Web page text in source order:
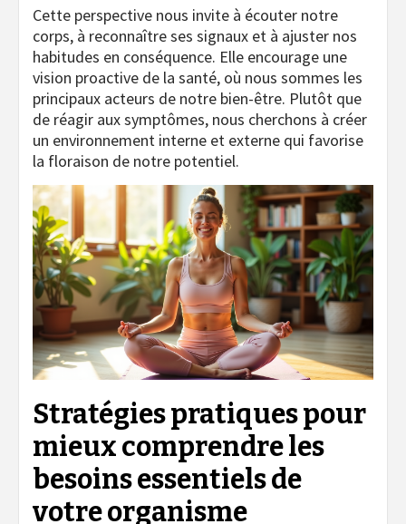
Cette perspective nous invite à écouter notre
corps, à reconnaître ses signaux et à ajuster nos
habitudes en conséquence. Elle encourage une
vision proactive de la santé, où nous sommes les
principaux acteurs de notre bien-être. Plutôt que
de réagir aux symptômes, nous cherchons à créer
un environnement interne et externe qui favorise
la floraison de notre potentiel.
Stratégies pratiques pour
mieuxcomprendre les
besoins essentielsde
votre organisme